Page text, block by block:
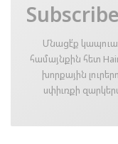
Մնացէ՛ք
համայնքին հետ
խորքային
սփիւռքի